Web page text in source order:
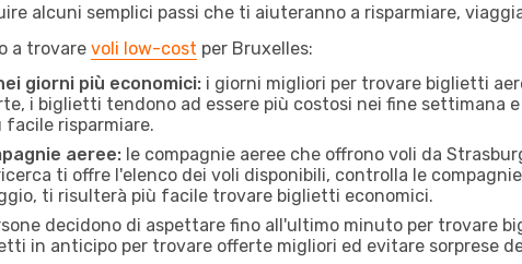
alcuni semplici passi che ti aiuteranno a risparmiare,
a trovare voli low-cost per Bruxelles:
giorni più economici: i giorni migliori per trovare biglietti
i biglietti tendono ad essere più costosi nei fine settimana
risparmiare.
aeree: le compagnie aeree che offrono voli da
ti offre l'elenco dei voli disponibili, controlla le
ti risulterà più facile trovare biglietti economici.
decidono di aspettare fino all'ultimo minuto per trovare
in anticipo per trovare offerte migliori ed evitare sorprese